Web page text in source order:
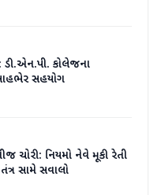
ડી.એન.પી. કોલેજના
સહયોગ
ચોરી: નિયમો નેવે મૂકી રેતી
સામે સવાલો